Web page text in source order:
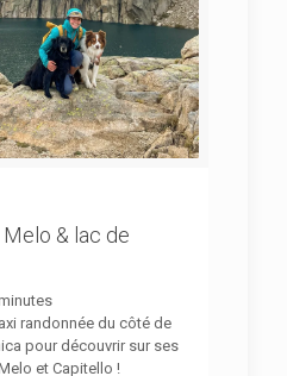
& lac de
randonnée du côté de
pour découvrir sur ses
et Capitello !